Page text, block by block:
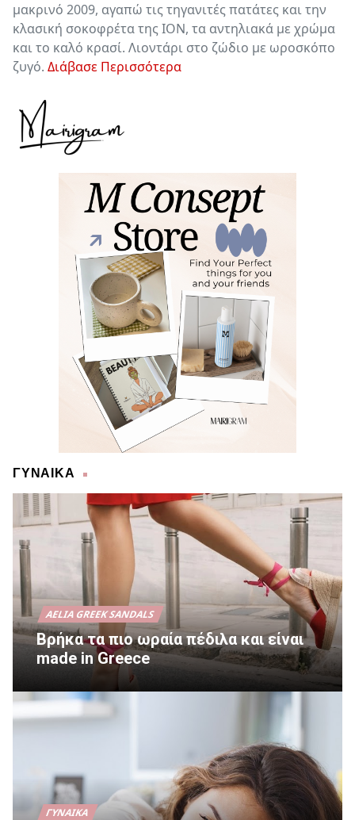
μακρινό 2009, αγαπώ τις τηγανιτές πατάτες και την
κλασική σοκοφρέτα της ΙΟΝ, τα αντηλιακά με χρώμα
και το καλό κρασί. Λιοντάρι στο ζώδιο με ωροσκόπο
ζυγό. Διάβασε Περισσότερα
ΓΥΝΑΙΚΑ
AELIA GREEK SANDALS
Βρήκα τα πιο ωραία πέδιλα και είναι
made in Greece
ΓΥΝΑΊΚΑ